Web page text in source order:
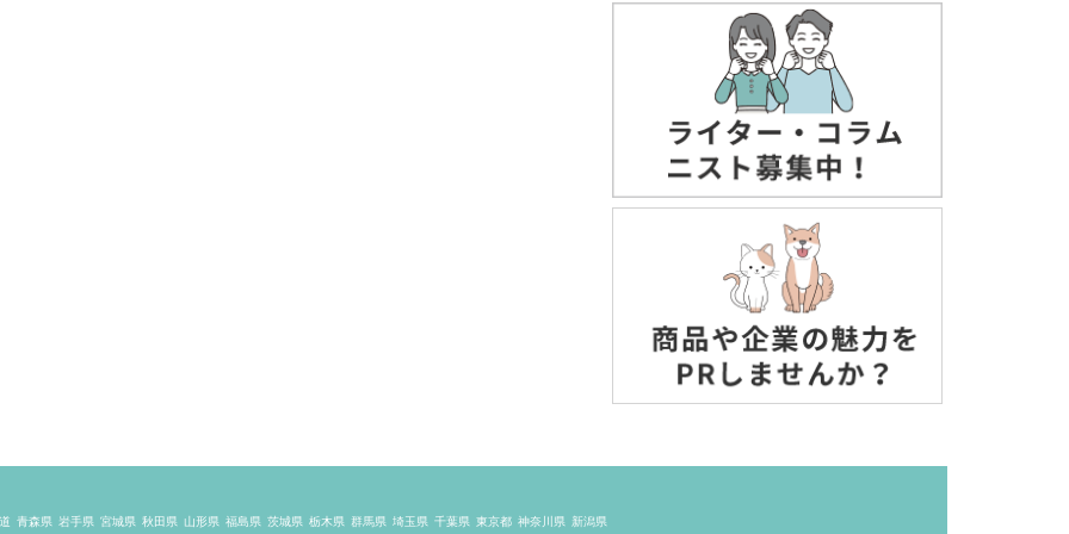
青森県 岩手県 宮城県 秋田県 山形県 福島県 茨城県 栃木県 群馬県 埼玉県 千葉県 東京都 神奈川県 新潟県